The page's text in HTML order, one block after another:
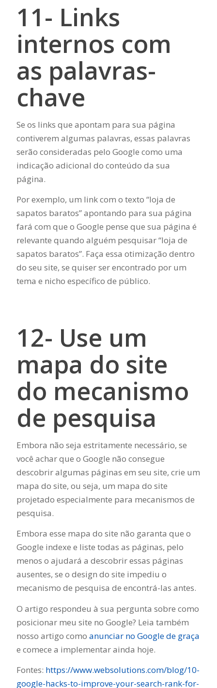
11- Links
internos com
as palavras-
chave
Se os links que apontam para sua página
contiverem algumas palavras, essas palavras
serão consideradas pelo Google como uma
indicação adicional do conteúdo da sua
página.
Por exemplo, um link com o texto “loja de
sapatos baratos” apontando para sua página
fará com que o Google pense que sua página é
relevante quando alguém pesquisar “loja de
sapatos baratos”. Faça essa otimização dentro
do seu site, se quiser ser encontrado por um
tema e nicho específico de público.
12- Use um
mapa do site
do mecanismo
de pesquisa
Embora não seja estritamente necessário, se
você achar que o Google não consegue
descobrir algumas páginas em seu site, crie um
mapa do site, ou seja, um mapa do site
projetado especialmente para mecanismos de
pesquisa.
Embora esse mapa do site não garanta que o
Google indexe e liste todas as páginas, pelo
menos o ajudará a descobrir essas páginas
ausentes, se o design do site impediu o
mecanismo de pesquisa de encontrá-las antes.
O artigo respondeu à sua pergunta sobre como
posicionar meu site no Google? Leia também
nosso artigo como anunciar no Google de graça
e comece a implementar ainda hoje.
Fontes: https://www.websolutions.com/blog/10-
google-hacks-to-improve-your-search-rank-for-